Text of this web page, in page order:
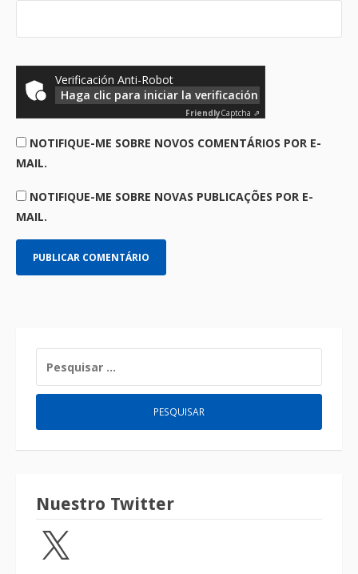
Verificación Anti-Robot
Haga clic para iniciar la verificación
FriendlyCaptcha ⇗
NOTIFIQUE-ME SOBRE NOVOS COMENTÁRIOS POR E-
MAIL.
NOTIFIQUE-ME SOBRE NOVAS PUBLICAÇÕES POR E-
MAIL.
Nuestro Twitter